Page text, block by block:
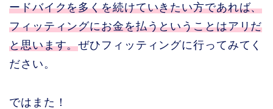
ードバイクを多くを続けていきたい方であれば、
フィッティングにお金を払うということはアリだ
と思います。ぜひフィッティングに行ってみてく
ださい。
ではまた！